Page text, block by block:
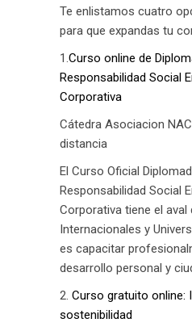
Te enlistamos cuatro
para que expandas tu
1.Curso online de
Responsabilidad Social
Corporativa
Cátedra Asociacion
distancia
El Curso Oficial
Responsabilidad Social
Corporativa tiene el aval
Internacionales y
es capacitar
desarrollo personal y
2. Curso gratuito online:
sostenibilidad